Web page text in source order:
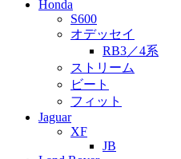
Honda
S600
オデッセイ
RB3／4系
ストリーム
ビート
フィット
Jaguar
XF
JB